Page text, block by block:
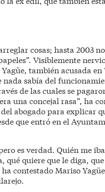
cosas; hasta 2003
Visiblemente
también acusada en
sabía del
de las cuales se
una concejal rasa”, ha
abogado para explicar
que entró en el
es verdad. Quién me
quiere que le diga,
contestado Mariso